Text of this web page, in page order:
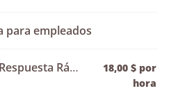
para empleados
Supervisor de Reservas/Respuesta Rápida
18,00 $ por
hora